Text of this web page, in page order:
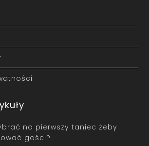
na pierwszy taniec żeby
gości?